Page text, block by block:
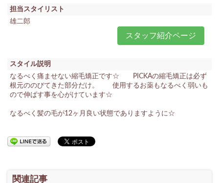
担当スタイリスト
雄二郎
スタッフ紹介ページ
スタイル説明
なるべく痛ませない縮毛矯正です☆ PICKAの縮毛矯正は必ず
根元ののびてきた部分だけ。 使用するお薬もなるべく弱いも
ので伸ばす事を心がけています☆
なるべく髪の毛が12ヶ月良い状態でありますように☆
関連記事